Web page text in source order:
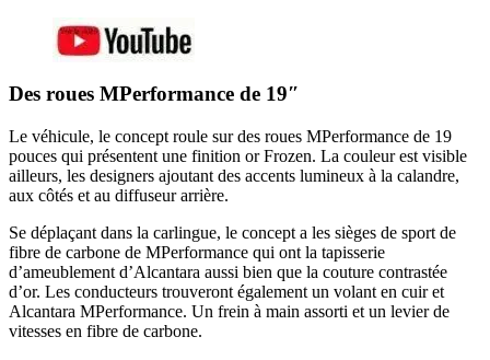
Des roues MPerformance de 19″
Le véhicule, le concept roule sur des roues MPerformance de 19
pouces qui présentent une finition or Frozen. La couleur est visible
ailleurs, les designers ajoutant des accents lumineux à la calandre,
aux côtés et au diffuseur arrière.
Se déplaçant dans la carlingue, le concept a les sièges de sport de
fibre de carbone de MPerformance qui ont la tapisserie
d’ameublement d’Alcantara aussi bien que la couture contrastée
d’or. Les conducteurs trouveront également un volant en cuir et
Alcantara MPerformance. Un frein à main assorti et un levier de
vitesses en fibre de carbone.